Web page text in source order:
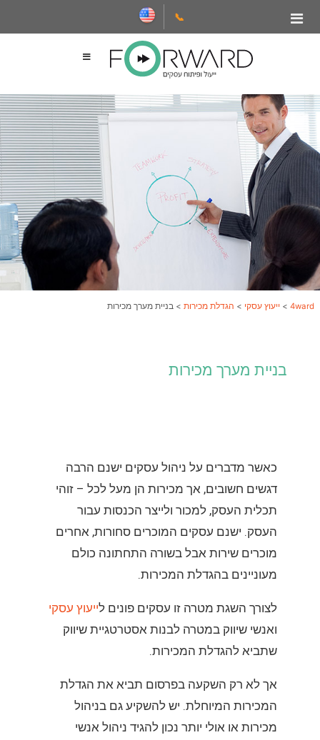
📞
4ward
> ייעוץ עסקי > הגדלת מכירות > בניית מערך מכירות
בניית מערך מכירות
כאשר מדברים על ניהול עסקים ישנם הרבה
דגשים חשובים, אך מכירות הן מעל לכל – זוהי
תכלית העסק, למכור ולייצר הכנסות עבור
העסק. ישנם עסקים המוכרים סחורות, אחרים
מוכרים שירות אבל בשורה התחתונה כולם
מעוניינים בהגדלת המכירות.
לצורך השגת מטרה זו עסקים פונים לייעוץ עסקי
ואנשי שיווק במטרה לבנות אסטרטגיית שיווק
שתביא להגדלת המכירות.
אך לא רק השקעה בפרסום תביא את הגדלת
המכירות המיוחלת. יש להשקיע גם בניהול
מכירות או אולי יותר נכון להגיד ניהול אנשי